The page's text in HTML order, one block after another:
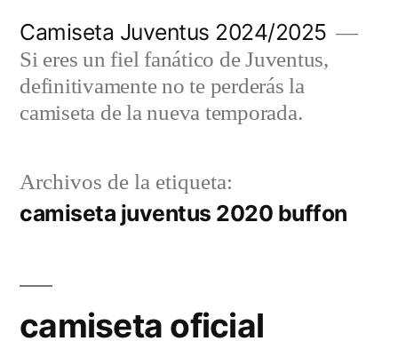
contenido
Camiseta Juventus 2024/2025
Si eres un fiel fanático de Juventus,
definitivamente no te perderás la
camiseta de la nueva temporada.
Archivos de la etiqueta:
camiseta juventus 2020 buffon
camiseta oficial